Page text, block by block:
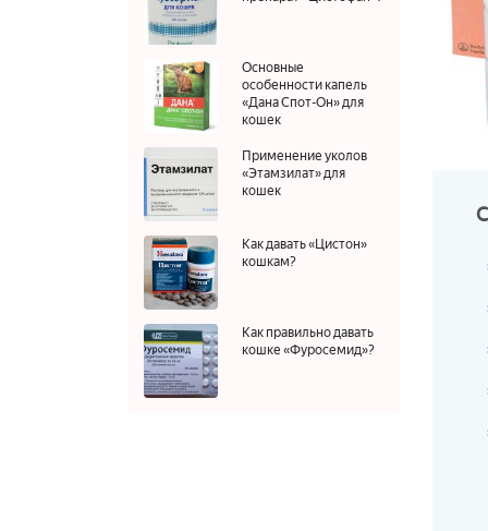
Основные
особенности капель
«Дана Спот-Он» для
кошек
Применение уколов
«Этамзилат» для
кошек
Как давать «Цистон»
кошкам?
Как правильно давать
кошке «Фуросемид»?